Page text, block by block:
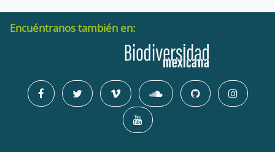
Encuéntranos también en: